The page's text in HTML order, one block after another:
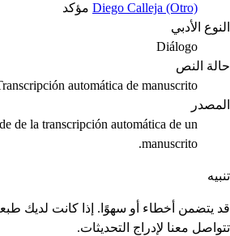
Diego Calleja (Otro) مؤكد
النوع الأدبي
Diálogo
حالة النص
automática de manuscrito
المصدر
de la transcripción automática de un
manuscrito.
تنبيه
قد يتضمن أخطاء أو سهوًا. إذا كانت لديك
تتواصل معنا لإدراج التحديثات.